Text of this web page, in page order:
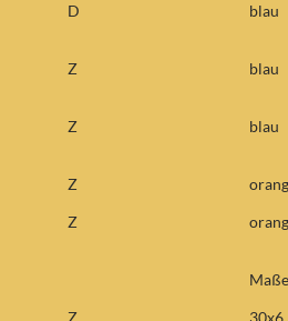
D blau
Z blau
Z blau
Z
Z